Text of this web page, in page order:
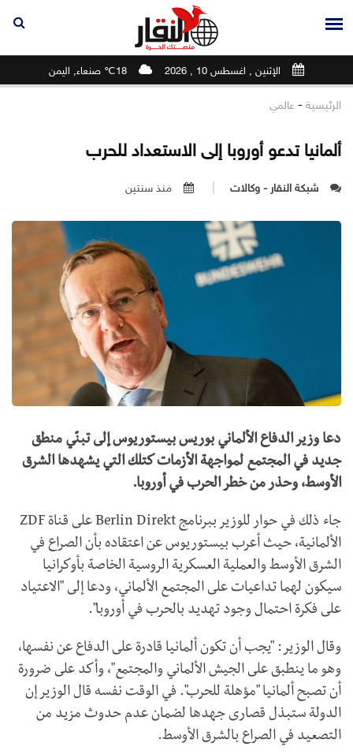
الإثنين , اغسطس 10 , 2026 18℃ صنعاء, اليمن
الرئيسية - عالمي
ألمانيا تدعو أوروبا إلى الاستعداد للحرب
شبكة النقار - وكالات منذ سنتين
دعا وزير الدفاع الألماني بوريس بيستوريوس إلى تبنّي منطق
جديد في المجتمع لمواجهة الأزمات كتلك التي يشهدها الشرق
الأوسط، وحذر من خطر الحرب في أوروبا.
جاء ذلك في حوار للوزير ببرنامج Berlin Direkt على قناة ZDF
الألمانية، حيث أعرب بيستوريوس عن اعتقاده بأن الصراع في
الشرق الأوسط والعملية العسكرية الروسية الخاصة بأوكرانيا
سيكون لهما تداعيات على المجتمع الألماني، ودعا إلى "الاعتياد
على فكرة احتمال وجود تهديد بالحرب في أوروبا".
وقال الوزير: "يجب أن تكون ألمانيا قادرة على الدفاع عن نفسها،
وهو ما ينطبق على الجيش الألماني والمجتمع"، وأكد على ضرورة
أن تصبح ألمانيا "مؤهلة للحرب". في الوقت نفسه قال الوزير إن
الدولة ستبذل قصارى جهدها لضمان عدم حدوث مزيد من
التصعيد في الصراع بالشرق الأوسط.